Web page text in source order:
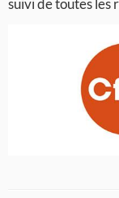
suivi de toutes les